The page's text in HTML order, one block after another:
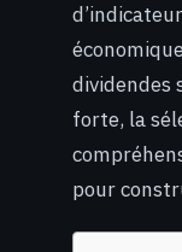
dividendes
forte, la
pour